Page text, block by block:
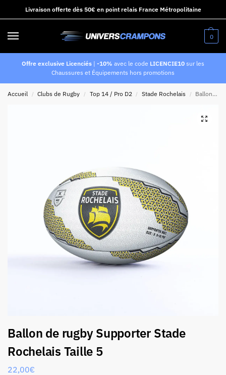
Livraison offerte dès 50€ en point relais France Métropolitaine
0
Offre exclusive Licenciés | -10% avec le code LICENCIE10 sur les
Chaussures et Équipements hors promotions
Accueil / Clubs de Rugby / Top 14 / Pro D2 / Stade Rochelais / Ballon de rugby Supporter Stade Rochelais Taille 5
Ballon de rugby Supporter Stade
Rochelais Taille 5
22,00€